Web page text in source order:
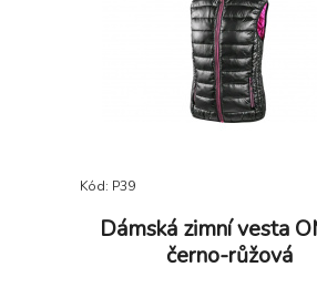
Kód: P39
Dámská zimní vesta
černo-růžová